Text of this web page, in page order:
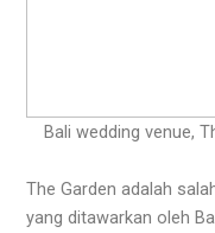
Bali wedding venue,
The Garden adalah
yang ditawarkan oleh